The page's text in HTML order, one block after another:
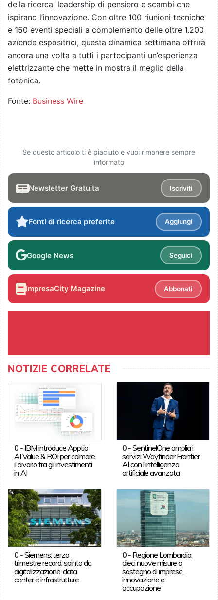
della ricerca, leadership di pensiero e scambi che
ispirano l’innovazione. Con oltre 100 riunioni tecniche
e 150 eventi speciali a complemento delle oltre 1.200
aziende espositrici, questa dinamica settimana offrirà
ancora una volta a tutti i partecipanti un’esperienza
elettrizzante che mette in mostra il meglio della
fotonica.
Fonte: Business Wire
Se questo articolo ti è piaciuto e vuoi rimanere sempre
informato
Newsletter Gratuita Iscriviti
Fonti di ricerca preferite Aggiungi
Google News Seguici
ImpresaCity Magazine Abbonati
NOTIZIE CORRELATE
0- IBM introduce Apptio
AI Value & ROI per colmare
il divario tra gli investimenti
in AI
0 -SentinelOne amplia i
servizi Wayfinder Frontier
AI con l'intelligenza
artificiale avanzata
0-Siemens: terzo
trimestre record, spinto da
digitalizzazione, data
center e infrastrutture
0 - Regione Lombardia:
dieci nuove misure a
sostegno di imprese,
innovazione e
occupazione